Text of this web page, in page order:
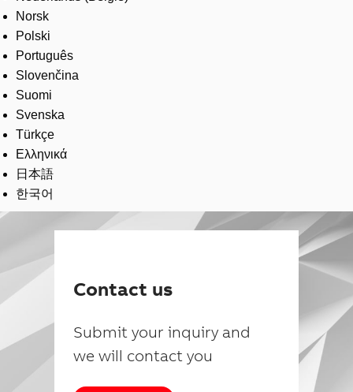
Norsk
Polski
Português
Slovenčina
Suomi
Svenska
Türkçe
Ελληνικά
日本語
한국어
Contact us
Submit your inquiry and
we will contact you